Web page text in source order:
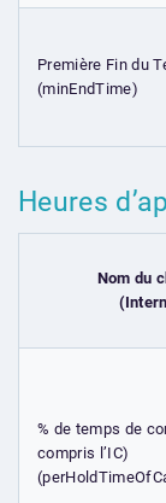
Première Fin du
(minEndTime)
Heures
Nom du
% de temps de
compris l’IC)